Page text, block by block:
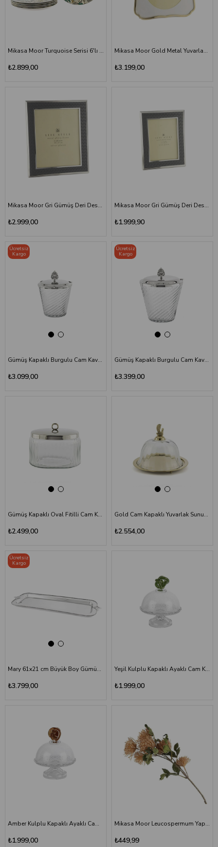
Mikasa Moor Turquoise Serisi 6'lı Porselen Servis Tabağı 27 cm - Luxury Yemek Tabağı Seti
₺2.899,00
Mikasa Moor Gold Metal Yuvarlak Kesimli Çerçeve 20x25 cm - Ornate Luxury Photo Frame
₺3.199,00
Mikasa Moor Gri Gümüş Deri Desenli Büyük Boy Metal Çerçeve 20x25 cm - Luxury Photo Frame
₺2.999,00
Mikasa Moor Gri Gümüş Deri Desenli Metal Çerçeve 13x18 cm - Luxury Photo Frame
₺1.999,90
Gümüş Kapaklı Burgulu Cam Kavanoz 14x18 cm - Lüks Dekoratif Şekerlik
₺3.099,00
Ücretsiz
Kargo
Gümüş Kapaklı Burgulu Cam Kavanoz 17x20 cm - Dekoratif Metal Kulplu
₺3.399,00
Ücretsiz
Kargo
Gümüş Kapaklı Oval Fitilli Cam Kavanoz 19x13x16 cm - Dekoratif Metal Kulplu
₺2.499,00
Gold Cam Kapaklı Yuvarlak Sunumluk 20x16 cm - Kuş Figürlü Metal Servis Tabağı
₺2.554,00
Mary 61x21 cm Büyük Boy Gümüş Metal Dik Tepsi - Burgu Kenarlı Servis Tepsisi
₺3.799,00
Ücretsiz
Kargo
Yeşil Kulplu Kapaklı Ayaklı Cam Kek Standı 18x21 cm - Pasta ve Kurabiye Sunumu
₺1.999,00
Amber Kulplu Kapaklı Ayaklı Cam Kek Standı 18x21 cm - Lüks Sunum
₺1.999,00
Mikasa Moor Leucospermum Yapay Çiçek 75 cm | Somon
₺449,99